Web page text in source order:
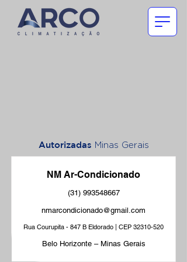
Autorizadas Minas Gerais
NM Ar-Condicionado
(31) 993548667
nmarcondicionado@gmail.com
Rua Courupita - 847 B Eldorado | CEP 32310-520
Belo Horizonte – Minas Gerais